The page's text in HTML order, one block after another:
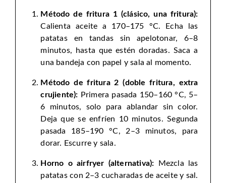
Método de fritura 1 (clásico, una fritura):
Calienta aceite a 170–175 °C. Echa las
patatas en tandas sin apelotonar, 6–8
minutos, hasta que estén doradas. Saca a
una bandeja con papel y sala al momento.
Método de fritura 2 (doble fritura, extra
crujiente): Primera pasada 150–160 °C, 5–
6 minutos, solo para ablandar sin color.
Deja que se enfríen 10 minutos. Segunda
pasada 185–190 °C, 2–3 minutos, para
dorar. Escurre y sala.
Horno o airfryer (alternativa): Mezcla las
patatas con 2–3 cucharadas de aceite y sal.